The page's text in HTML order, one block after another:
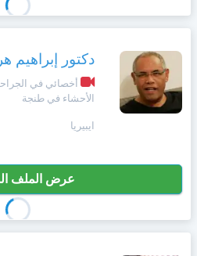
دكتور إبراهيم هرا
أخصائي في
الأحشاء في طنجة
ايبيريا
عرض الملف